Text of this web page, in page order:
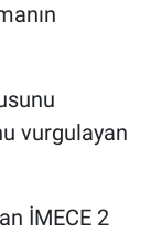
vurgulayan
İMECE 2